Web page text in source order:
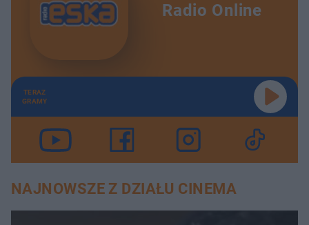
Radio Online
TERAZ
GRAMY
NAJNOWSZE Z DZIAŁU CINEMA